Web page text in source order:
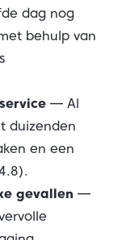
dag nog
behulp van
— Al
duizenden
en een
gevallen —